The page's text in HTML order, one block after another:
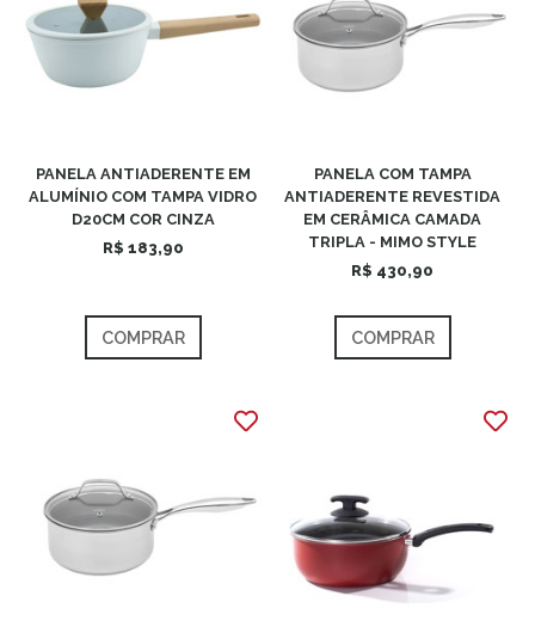
PANELA ANTIADERENTE EM
ALUMÍNIO COM TAMPA VIDRO
D20CM COR CINZA
R$ 183,90
COMPRAR
PANELA COM TAMPA
ANTIADERENTE REVESTIDA
EM CERÂMICA CAMADA
TRIPLA - MIMO STYLE
R$ 430,90
COMPRAR